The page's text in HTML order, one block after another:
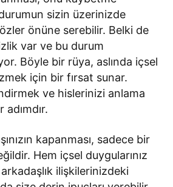
sizin üzerinizde
önüne serebilir. Belki de
var ve bu durum
Böyle bir rüya, aslında içsel
için bir fırsat sunar.
ve hislerinizi anlama
kapanması, sadece bir
Hem içsel duygularınız
ilişkilerinizdeki